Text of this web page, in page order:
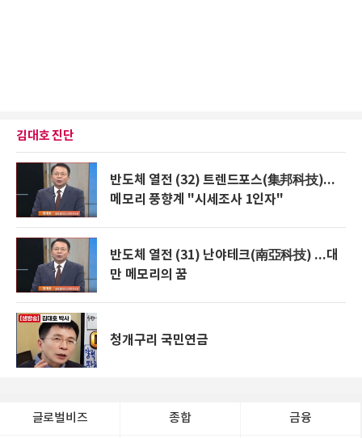
김대호 진단
반도체 열전 (32) 트렌드포스(集邦科技)...
메모리 풍향계 "시세조사 1인자"
반도체 열전 (31) 난야테크(南亞科技) ...대
만 메모리의 꿈
청개구리 국민연금
글로벌비즈 종합 금융